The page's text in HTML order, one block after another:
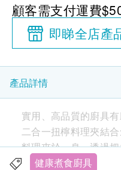
顧客需支付運費
即睇全店產
產品詳情
實用、高品質的廚具
二合一扭檸料理夾結
料理夾於一身，透過
緊料理夾鉗頭和提升
健康煮食廚具